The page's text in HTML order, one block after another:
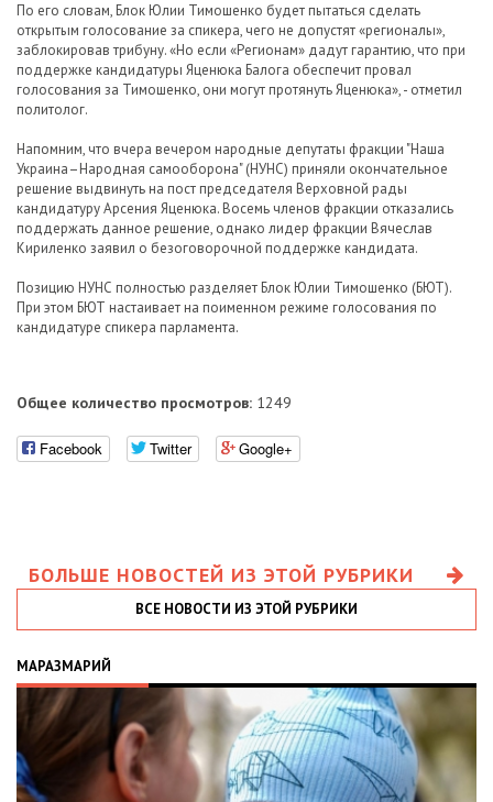
По его словам, Блок Юлии Тимошенко будет пытаться сделать
открытым голосование за спикера, чего не допустят «регионалы»,
заблокировав трибуну. «Но если «Регионам» дадут гарантию, что при
поддержке кандидатуры Яценюка Балога обеспечит провал
голосования за Тимошенко, они могут протянуть Яценюка», - отметил
политолог.
Напомним, что вчера вечером народные депутаты фракции "Наша
Украина–Народная самооборона" (НУНС) приняли окончательное
решение выдвинуть на пост председателя Верховной рады
кандидатуру Арсения Яценюка. Восемь членов фракции отказались
поддержать данное решение, однако лидер фракции Вячеслав
Кириленко заявил о безоговорочной поддержке кандидата.
Позицию НУНС полностью разделяет Блок Юлии Тимошенко (БЮТ).
При этом БЮТ настаивает на поименном режиме голосования по
кандидатуре спикера парламента.
Общее количество просмотров: 1249
Facebook Twitter Google+
БОЛЬШЕ НОВОСТЕЙ ИЗ ЭТОЙ РУБРИКИ
ВСЕ НОВОСТИ ИЗ ЭТОЙ РУБРИКИ
МАРАЗМАРИЙ